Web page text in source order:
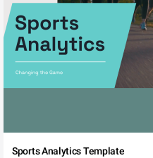
Sports Analytics Template